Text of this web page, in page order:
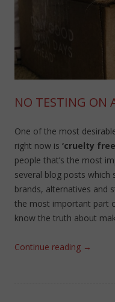
NO TESTING ON
One of the most
right now is ‘cruelty
people that’s the most
several blog posts which
brands, alternatives and
the most important part
know the truth about
Continue reading →